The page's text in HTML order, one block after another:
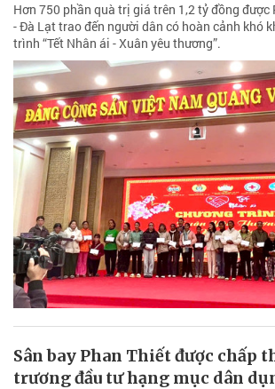
Hơn 750 phần quà trị giá trên 1,2 tỷ đồng được
- Đà Lạt trao đến người dân có hoàn cảnh khó
trình “Tết Nhân ái - Xuân yêu thương”.
Sân bay Phan Thiết được chấp
trương đầu tư hạng mục dân